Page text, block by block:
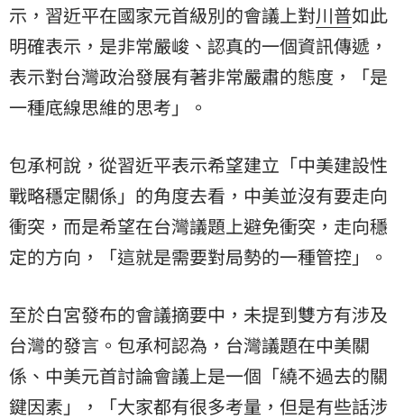
示，習近平在國家元首級別的會議上對川普如此
明確表示，是非常嚴峻、認真的一個資訊傳遞，
表示對台灣政治發展有著非常嚴肅的態度，「是
一種底線思維的思考」。
包承柯說，從習近平表示希望建立「中美建設性
戰略穩定關係」的角度去看，中美並沒有要走向
衝突，而是希望在台灣議題上避免衝突，走向穩
定的方向，「這就是需要對局勢的一種管控」。
至於白宮發布的會議摘要中，未提到雙方有涉及
台灣的發言。包承柯認為，台灣議題在中美關
係、中美元首討論會議上是一個「繞不過去的關
鍵因素」，「大家都有很多考量，但是有些話涉